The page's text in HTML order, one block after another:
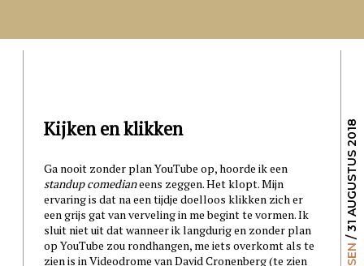
/ 31 AUGUSTUS 2018
Kijken en klikken
Ga nooit zonder plan YouTube op, hoorde ik een
standup comedianeens zeggen. Het klopt. Mijn
ervaring is dat na een tijdje doelloos klikken zich er
een grijs gat van verveling in me begint te vormen. Ik
sluit niet uit dat wanneer ik langdurig en zonder plan
op YouTube zou rondhangen, me iets overkomt als te
zien is in Videodrome van David Cronenberg (te zien